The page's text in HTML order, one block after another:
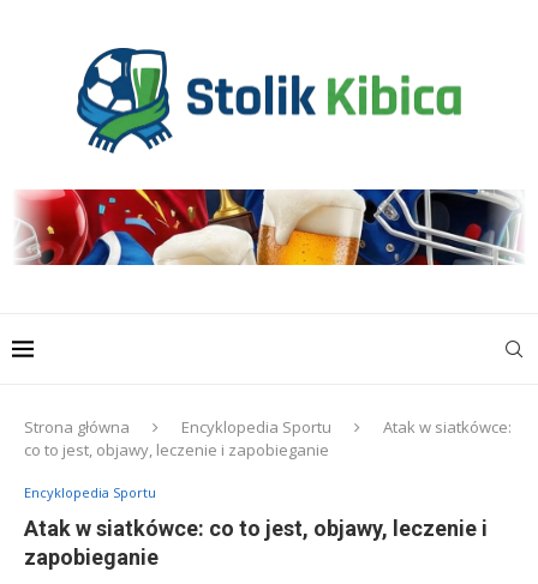
Strona główna Encyklopedia Sportu
Atak w siatkówce:
co to jest, objawy, leczenie i zapobieganie
Encyklopedia Sportu
Atak w siatkówce: co to jest, objawy, leczenie i
zapobieganie